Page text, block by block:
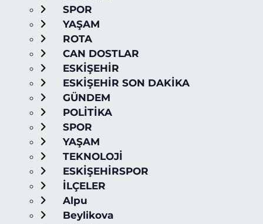
SPOR
YAŞAM
ROTA
CAN DOSTLAR
ESKİŞEHİR
ESKİŞEHİR SON DAKİKA
GÜNDEM
POLİTİKA
SPOR
YAŞAM
TEKNOLOJİ
ESKİŞEHİRSPOR
İLÇELER
Alpu
Beylikova